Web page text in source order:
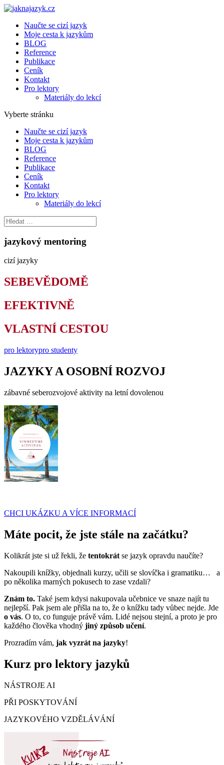
Naučte se cizí jazyk
Moje cesta k jazykům
BLOG
Reference
Publikace
Ceník
Kontakt
Pro lektory
Materiály do lekcí
Vyberte stránku
Naučte se cizí jazyk
Moje cesta k jazykům
BLOG
Reference
Publikace
Ceník
Kontakt
Pro lektory
Materiály do lekcí
jazykový mentoring
cizí jazyky
SEBEVĚDOMĚ
EFEKTIVNĚ
VLASTNÍ CESTOU
pro lektorypro studenty
JAZYKY A OSOBNÍ ROZVOJ
zábavné seberozvojové aktivity na letní dovolenou
CHCI UKÁZKU A VÍCE INFORMACÍ
Máte pocit, že jste stále na začátku?
Kolikrát jste si už řekli, že tentokrát se jazyk opravdu naučíte?
Nakoupili knížky, objednali kurzy, učili se slovíčka i gramatiku… a
po několika marných pokusech to zase vzdali?
Znám to. Také jsem kdysi nakupovala učebnice ve snaze najít tu
nejlepší. Pak jsem ale přišla na to, že o knížku tady vůbec nejde. Jde
o vás. O to, co funguje právě vám. Lidé nejsou stejní, a proto je pro
každého člověka vhodný jiný způsob učení.
Prozradím vám, jak vyzrát na jazyky!
Kurz pro lektory jazyků
NÁSTROJE AI
PŘI POSKYTOVÁNÍ
JAZYKOVÉHO VZDĚLÁVÁNÍ